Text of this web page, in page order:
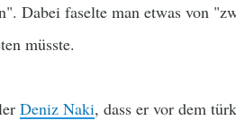
Dabei faselte man etwas von
müsste.
Deniz Naki, dass er vor dem